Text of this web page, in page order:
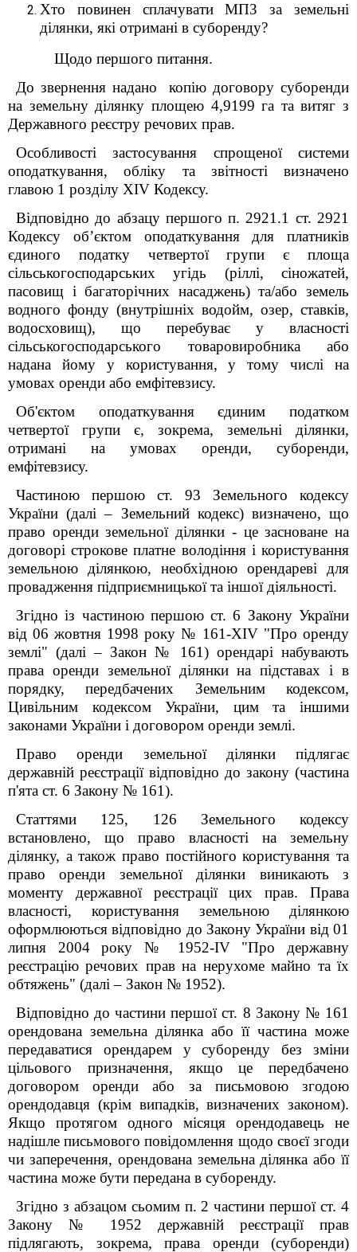
Хто повинен сплачувати МПЗ за земельні
ділянки, які отримані в суборенду?
Щодо першого питання.
До звернення надано копію договору суборенди
на земельну ділянку площею 4,9199 га та витяг з
Державного реєстру речових прав.
Особливості застосування спрощеної системи
оподаткування, обліку та звітності визначено
главою 1 розділу XIV Кодексу.
Відповідно до абзацу першого п. 2921 .1 ст. 2921
Кодексу об’єктом оподаткування для платників
єдиного податку четвертої групи є площа
сільськогосподарських угідь (ріллі, сіножатей,
пасовищ і багаторічних насаджень) та/або земель
водного фонду (внутрішніх водойм, озер, ставків,
водосховищ), що перебуває у власності
сільськогосподарського товаровиробника або
надана йому у користування, у тому числі на
умовах оренди або емфітевзису.
Об'єктом оподаткування єдиним податком
четвертої групи є, зокрема, земельні ділянки,
отримані на умовах оренди, суборенди,
емфітевзису.
Частиною першою ст. 93 Земельного кодексу
України (далі – Земельний кодекс) визначено, що
право оренди земельної ділянки - це засноване на
договорі строкове платне володіння і користування
земельною ділянкою, необхідною орендареві для
провадження підприємницької та іншої діяльності.
Згідно із частиною першою ст. 6 Закону України
від 06 жовтня 1998 року № 161-XIV "Про оренду
землі" (далі – Закон № 161) орендарі набувають
права оренди земельної ділянки на підставах і в
порядку, передбачених Земельним кодексом,
Цивільним кодексом України, цим та іншими
законами України і договором оренди землі.
Право оренди земельної ділянки підлягає
державній реєстрації відповідно до закону (частина
п'ята ст. 6 Закону № 161).
Статтями 125, 126 Земельного кодексу
встановлено, що право власності на земельну
ділянку, а також право постійного користування та
право оренди земельної ділянки виникають з
моменту державної реєстрації цих прав. Права
власності, користування земельною ділянкою
оформлюються відповідно до Закону України від 01
липня 2004 року № 1952-IV "Про державну
реєстрацію речових прав на нерухоме майно та їх
обтяжень" (далі – Закон № 1952).
Відповідно до частини першої ст. 8 Закону № 161
орендована земельна ділянка або її частина може
передаватися орендарем у суборенду без зміни
цільового призначення, якщо це передбачено
договором оренди або за письмовою згодою
орендодавця (крім випадків, визначених законом).
Якщо протягом одного місяця орендодавець не
надішле письмового повідомлення щодо своєї згоди
чи заперечення, орендована земельна ділянка або її
частина може бути передана в суборенду.
Згідно з абзацом сьомим п. 2 частини першої ст. 4
Закону № 1952 державній реєстрації прав
підлягають, зокрема, права оренди (суборенди)